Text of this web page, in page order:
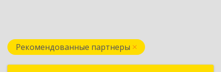
Рекомендованные партнеры